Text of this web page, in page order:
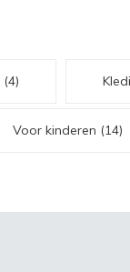
(4)
Voor kinderen (14)